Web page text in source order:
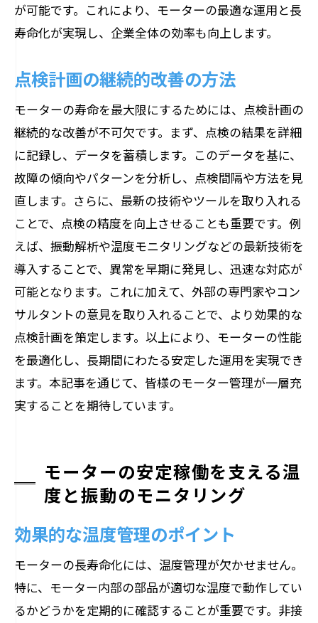
が可能です。これにより、モーターの最適な運用と長
寿命化が実現し、企業全体の効率も向上します。
点検計画の継続的改善の方法
モーターの寿命を最大限にするためには、点検計画の
継続的な改善が不可欠です。まず、点検の結果を詳細
に記録し、データを蓄積します。このデータを基に、
故障の傾向やパターンを分析し、点検間隔や方法を見
直します。さらに、最新の技術やツールを取り入れる
ことで、点検の精度を向上させることも重要です。例
えば、振動解析や温度モニタリングなどの最新技術を
導入することで、異常を早期に発見し、迅速な対応が
可能となります。これに加えて、外部の専門家やコン
サルタントの意見を取り入れることで、より効果的な
点検計画を策定します。以上により、モーターの性能
を最適化し、長期間にわたる安定した運用を実現でき
ます。本記事を通じて、皆様のモーター管理が一層充
実することを期待しています。
モーターの安定稼働を支える温
度と振動のモニタリング
効果的な温度管理のポイント
モーターの長寿命化には、温度管理が欠かせません。
特に、モーター内部の部品が適切な温度で動作してい
るかどうかを定期的に確認することが重要です。非接